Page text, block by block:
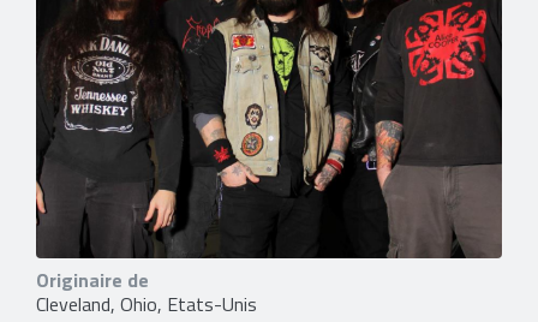
Originaire de
Cleveland, Ohio, Etats-Unis